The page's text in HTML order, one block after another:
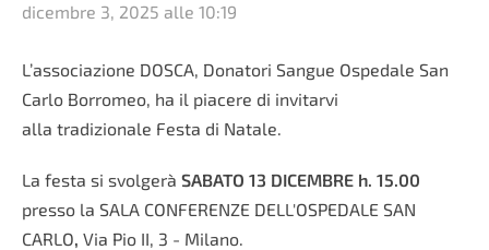
dicembre 3, 2025 alle 10:19
L’associazione DOSCA, Donatori Sangue Ospedale San
Carlo Borromeo, ha il piacere di invitarvi
alla tradizionale Festa di Natale.
La festa si svolgerà SABATO 13 DICEMBRE h. 15.00
presso la SALA CONFERENZE DELL'OSPEDALE SAN
CARLO, Via Pio II, 3 - Milano.